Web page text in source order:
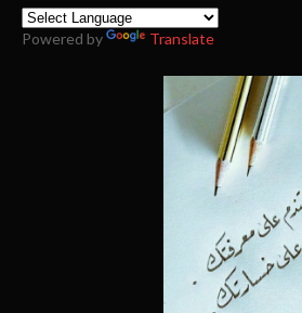
Powered by Translate